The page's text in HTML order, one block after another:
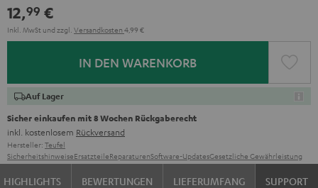
12,99 €
Inkl. MwSt und zzgl. Versandkosten 4,99 €
IN DEN WARENKORB
Auf Lager
Sicher einkaufen mit 8 Wochen Rückgaberecht
inkl. kostenlosem Rückversand
Hersteller: Teufel
SicherheitshinweiseErsatzteileReparaturenSoftware-UpdatesGesetzliche Gewährleistung
HIGHLIGHTS BEWERTUNGEN LIEFERUMFANG SUPPORT